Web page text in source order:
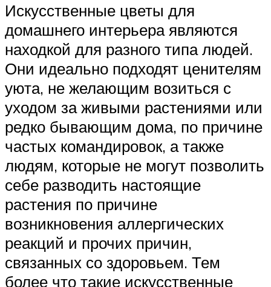
Искусственные цветы для
домашнего интерьера являются
находкой для разного типа людей.
Они идеально подходят ценителям
уюта, не желающим возиться с
уходом за живыми растениями или
редко бывающим дома, по причине
частых командировок, а также
людям, которые не могут позволить
себе разводить настоящие
растения по причине
возникновения аллергических
реакций и прочих причин,
связанных со здоровьем. Тем
более что такие искусственные